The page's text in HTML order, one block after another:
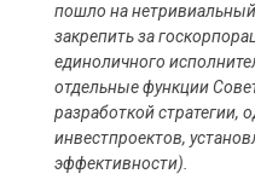
пошло на
закрепить за
единоличного
отдельные функции
разработкой стратегии,
инвестпроектов,
эффективности).